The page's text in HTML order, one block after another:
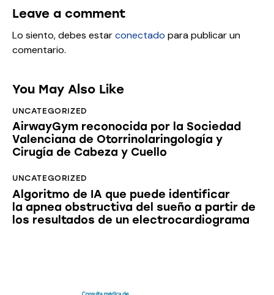
Leave a comment
Lo siento, debes estarconectado para publicar un
comentario.
You May Also Like
UNCATEGORIZED
AirwayGym reconocida por la Sociedad
Valenciana de Otorrinolaringología y
Cirugía de Cabeza y Cuello
UNCATEGORIZED
Algoritmo de IA que puede identificar
la apnea obstructiva del sueño a partir de
los resultados de un electrocardiograma